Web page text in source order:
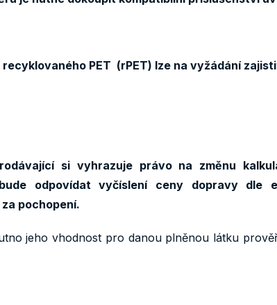
PET (rPET) lze na vyžádání
si vyhrazuje právo na změnu
odpovídat vyčíslení ceny dopravy dle
pochopení.
jeho vhodnost pro danou plněnou látku